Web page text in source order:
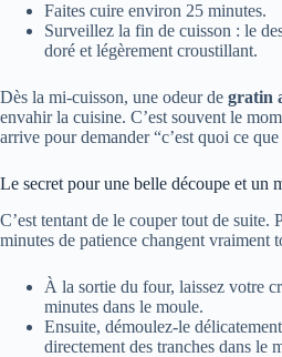
Faites cuire environ 25 minutes.
Surveillez la fin de cuisson : le
doré et légèrement croustillant.
Dès la mi-cuisson, une odeur de gratin
envahir la cuisine. C’est souvent le
arrive pour demander “c’est quoi ce
Le secret pour une belle découpe et un
C’est tentant de le couper tout de suite.
minutes de patience changent vraiment
À la sortie du four, laissez votre
minutes dans le moule.
Ensuite, démoulez-le
directement des tranches dans le